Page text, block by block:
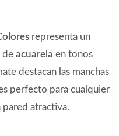
representa un
de acuarela en tonos
destacan las manchas
perfecto para cualquier
pared atractiva.